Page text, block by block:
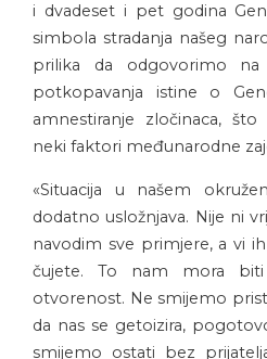
i dvadeset i pet godina
simbola stradanja našeg
prilika da odgovorimo na
potkopavanja istine o
amnestiranje zločinaca, što
neki faktori međunarodne
«Situacija u našem
dodatno usložnjava. Nije ni
navodim sve primjere, a vi
čujete. To nam mora
otvorenost. Ne smijemo
da nas se getoizira,
smijemo ostati bez